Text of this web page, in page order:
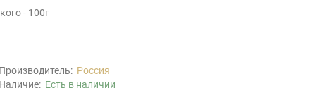
- 100г
Производитель: Россия
Наличие: Есть в наличии